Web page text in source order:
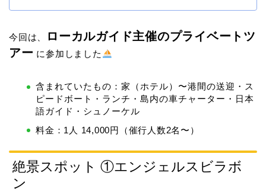
今回は、
ローカルガイド主催のプライベートツ
アー に参加しました
含まれていたもの：家（ホテル）〜港間の送迎・ス
ピードボート・ランチ・島内の車チャーター・日本
語ガイド・シュノーケル
料金：1人 14,000円（催行人数2名〜）
絶景スポット ①エンジェルスビラボ
ン